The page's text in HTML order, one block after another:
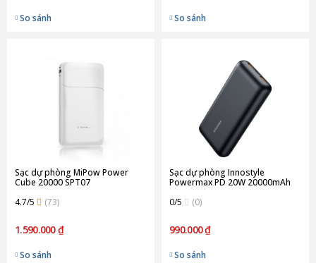
So sánh So sánh
Sạc dự phòng MiPow Power
Cube 20000 SPT07
4.7/5
(73)
1.590.000 ₫
So sánh
Sạc dự phòng Innostyle
Powermax PD 20W 20000mAh
0/5
(0)
990.000 ₫
So sánh